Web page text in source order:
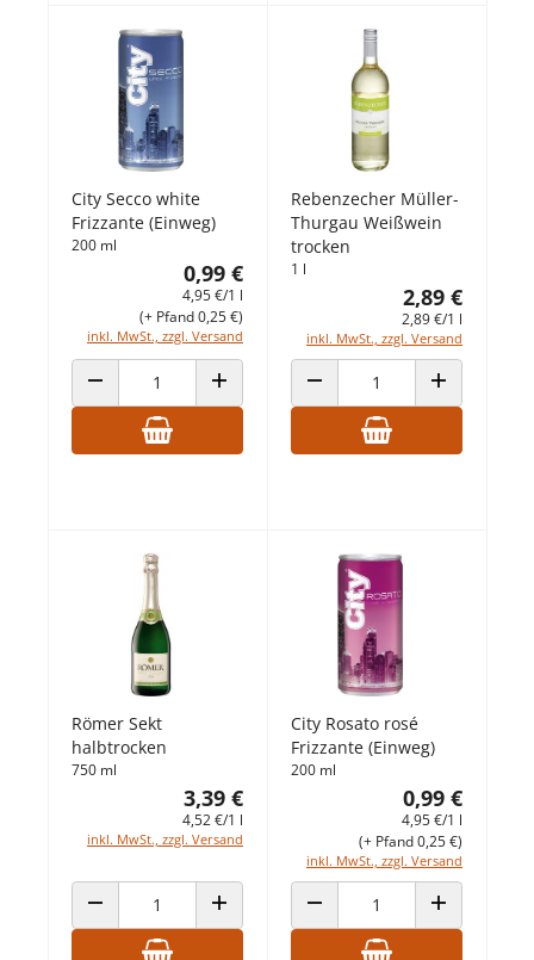
City Secco white
Frizzante (Einweg)
200 ml
0,99 €
4,95 €/1 l
inkl. MwSt., zzgl. Versand
(+ Pfand 0,25 €)
ANZAHL VERRINGERNANZAHL ERHÖHEN
Rebenzecher Müller-
Thurgau Weißwein
trocken
1 l
2,89 €
2,89 €/1 l
inkl. MwSt., zzgl. Versand
ANZAHL VERRINGERNANZAHL
Römer Sekt
halbtrocken
750 ml
3,39 €
4,52 €/1 l
inkl. MwSt., zzgl. Versand
ANZAHL VERRINGERNANZAHL ERHÖHEN
City Rosato rosé
Frizzante (Einweg)
200 ml
0,99 €
4,95 €/1 l
inkl. MwSt., zzgl. Versand
(+ Pfand 0,25 €)
ANZAHL VERRINGERNANZAHL